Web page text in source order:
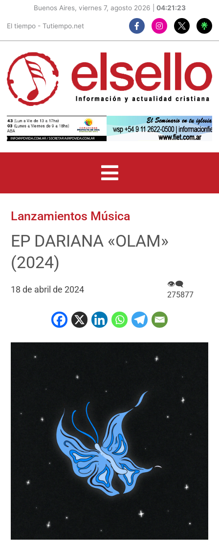
Buenos Aires, viernes 7, agosto 2026 | 04:21:25
El tiempo - Tutiempo.net
F
a
o
-
I
n
r
a
m
Lanzamientos Música
EP DARIANA «OLAM»
(2024)
18 de abril de 2024
👁‍🗨
275877